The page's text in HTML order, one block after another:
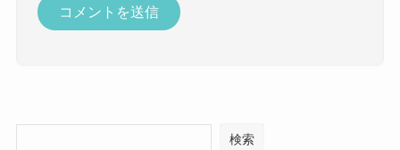
検索